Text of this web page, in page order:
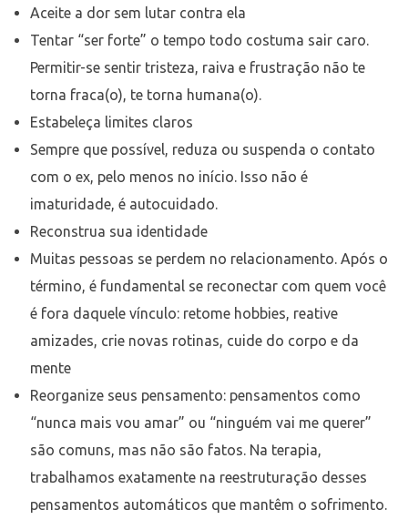
Aceite a dor sem lutar contra ela
Tentar “ser forte” o tempo todo costuma sair caro.
Permitir-se sentir tristeza, raiva e frustração não te
torna fraca(o), te torna humana(o).
Estabeleça limites claros
Sempre que possível, reduza ou suspenda o contato
com o ex, pelo menos no início. Isso não é
imaturidade, é autocuidado.
Reconstrua sua identidade
Muitas pessoas se perdem no relacionamento. Após o
término, é fundamental se reconectar com quem você
é fora daquele vínculo: retome hobbies, reative
amizades, crie novas rotinas, cuide do corpo e da
mente
Reorganize seus pensamento: pensamentos como
“nunca mais vou amar” ou “ninguém vai me querer”
são comuns, mas não são fatos. Na terapia,
trabalhamos exatamente na reestruturação desses
pensamentos automáticos que mantêm o sofrimento.